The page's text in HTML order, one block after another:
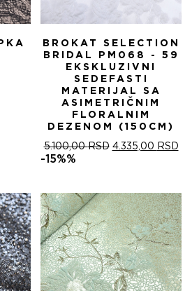
BROKAT SELECTION
BRIDAL PM068 - 59
EKSKLUZIVNI
SEDEFASTI
MATERIJAL SA
ASIMETRIČNIM
FLORALNIM
DEZENOM (150CM)
5.100,00RSD ОРИГИНАЛНА
5.100,00 RSD.
4.335,00 RSD
-15%%